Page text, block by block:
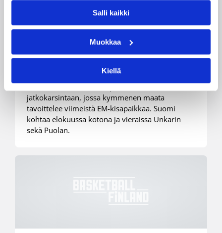
Salli kaikki
Muokkaa
Kiellä
Naisten maajoukkueella vain
voitettavaa
Koripallon naisten maajoukkueen päävalmentaja
harjoitteluryhmän. Naisten maajoukkue
valmistautuu elokuussa pelattavaan EM-
jatkokarsintaan, jossa kymmenen maata
tavoittelee viimeistä EM-kisapaikkaa. Suomi
kohtaa elokuussa kotona ja vieraissa Unkarin
sekä Puolan.